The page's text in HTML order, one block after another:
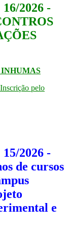
2026 -
INHUMAS
pelo
2026 -
de cursos
e